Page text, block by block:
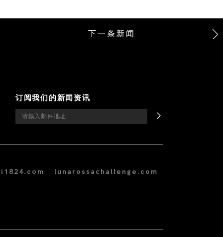
下一条新闻
订阅我们的新闻资讯
lunarossachallenge.com